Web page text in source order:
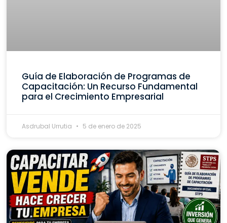
Guía de Elaboración de Programas de
Capacitación: Un Recurso Fundamental
para el Crecimiento Empresarial
Asdrubal Urrutia 5 de enero de 2025